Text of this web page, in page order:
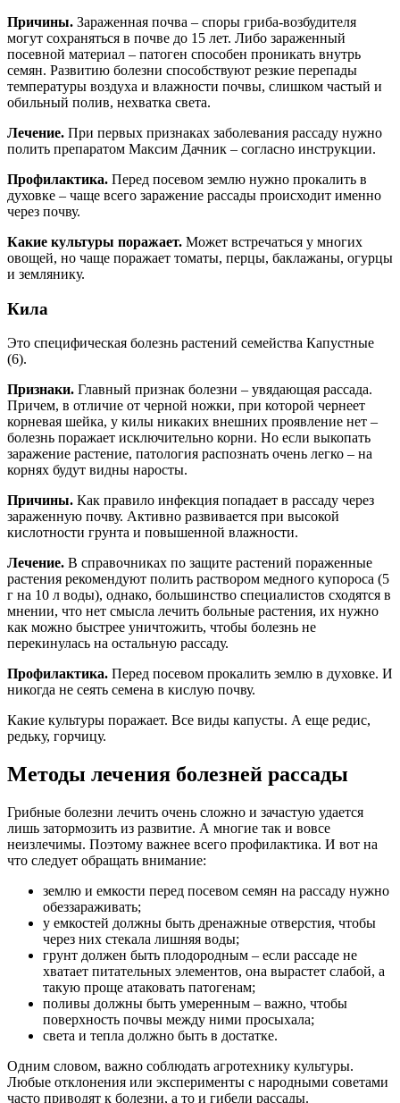
Причины. Зараженная почва – споры гриба-возбудителя
могут сохраняться в почве до 15 лет. Либо зараженный
посевной материал – патоген способен проникать внутрь
семян. Развитию болезни способствуют резкие перепады
температуры воздуха и влажности почвы, слишком частый и
обильный полив, нехватка света.
Лечение. При первых признаках заболевания рассаду нужно
полить препаратом Максим Дачник – согласно инструкции.
Профилактика. Перед посевом землю нужно прокалить в
духовке – чаще всего заражение рассады происходит именно
через почву.
Какие культуры поражает. Может встречаться у многих
овощей, но чаще поражает томаты, перцы, баклажаны, огурцы
и землянику.
Кила
Это специфическая болезнь растений семейства Капустные
(6).
Признаки. Главный признак болезни – увядающая рассада.
Причем, в отличие от черной ножки, при которой чернеет
корневая шейка, у килы никаких внешних проявление нет –
болезнь поражает исключительно корни. Но если выкопать
заражение растение, патология распознать очень легко – на
корнях будут видны наросты.
Причины. Как правило инфекция попадает в рассаду через
зараженную почву. Активно развивается при высокой
кислотности грунта и повышенной влажности.
Лечение. В справочниках по защите растений пораженные
растения рекомендуют полить раствором медного купороса (5
г на 10 л воды), однако, большинство специалистов сходятся в
мнении, что нет смысла лечить больные растения, их нужно
как можно быстрее уничтожить, чтобы болезнь не
перекинулась на остальную рассаду.
Профилактика. Перед посевом прокалить землю в духовке. И
никогда не сеять семена в кислую почву.
Какие культуры поражает. Все виды капусты. А еще редис,
редьку, горчицу.
Методы лечения болезней рассады
Грибные болезни лечить очень сложно и зачастую удается
лишь затормозить из развитие. А многие так и вовсе
неизлечимы. Поэтому важнее всего профилактика. И вот на
что следует обращать внимание:
землю и емкости перед посевом семян на рассаду нужно
обеззараживать;
у емкостей должны быть дренажные отверстия, чтобы
через них стекала лишняя воды;
грунт должен быть плодородным – если рассаде не
хватает питательных элементов, она вырастет слабой, а
такую проще атаковать патогенам;
поливы должны быть умеренным – важно, чтобы
поверхность почвы между ними просыхала;
света и тепла должно быть в достатке.
Одним словом, важно соблюдать агротехнику культуры.
Любые отклонения или эксперименты с народными советами
часто приводят к болезни, а то и гибели рассады.